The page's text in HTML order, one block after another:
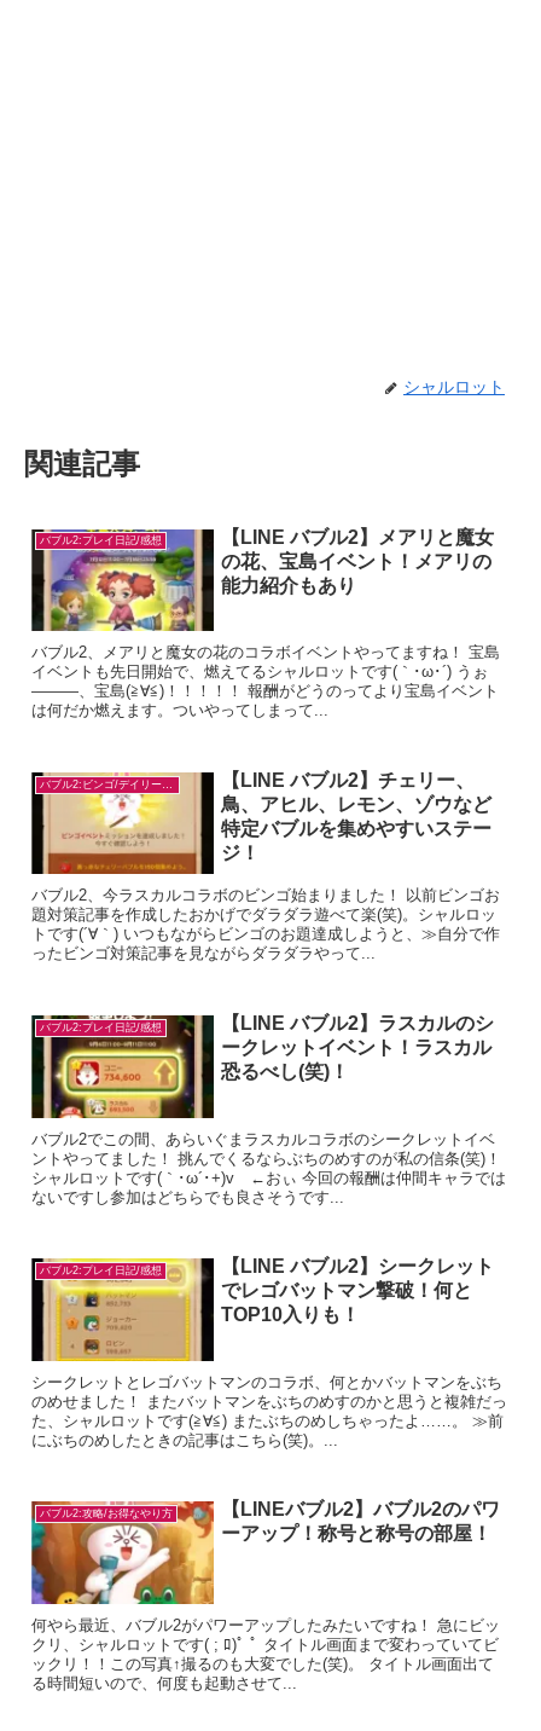
シャルロット
関連記事
バブル2:プレイ日記/感想
【LINE バブル2】メアリと魔女
の花、宝島イベント！メアリの
能力紹介もあり
バブル2、メアリと魔女の花のコラボイベントやってますね！ 宝島
イベントも先日開始で、燃えてるシャルロットです(｀･ω･´) うぉ
―――、宝島(≧∀≦)！！！！！ 報酬がどうのってより宝島イベント
は何だか燃えます。ついやってしまって...
バブル2:ビンゴ/デイリー/お題対策
【LINE バブル2】チェリー、
鳥、アヒル、レモン、ゾウなど
特定バブルを集めやすいステー
ジ！
バブル2、今ラスカルコラボのビンゴ始まりました！ 以前ビンゴお
題対策記事を作成したおかげでダラダラ遊べて楽(笑)。シャルロッ
トです(´∀｀) いつもながらビンゴのお題達成しようと、≫自分で作
ったビンゴ対策記事を見ながらダラダラやって...
バブル2:プレイ日記/感想
【LINE バブル2】ラスカルのシ
ークレットイベント！ラスカル
恐るべし(笑)！
バブル2でこの間、あらいぐまラスカルコラボのシークレットイベ
ントやってました！ 挑んでくるならぶちのめすのが私の信条(笑)！
シャルロットです(｀･ω´･+)v ←おぃ 今回の報酬は仲間キャラでは
ないですし参加はどちらでも良さそうです...
バブル2:プレイ日記/感想
【LINE バブル2】シークレット
でレゴバットマン撃破！何と
TOP10入りも！
シークレットとレゴバットマンのコラボ、何とかバットマンをぶち
のめせました！ またバットマンをぶちのめすのかと思うと複雑だっ
た、シャルロットです(≧∀≦) またぶちのめしちゃったよ……。 ≫前
にぶちのめしたときの記事はこちら(笑)。...
バブル2:攻略/お得なやり方
【LINEバブル2】バブル2のパワ
ーアップ！称号と称号の部屋！
何やら最近、バブル2がパワーアップしたみたいですね！ 急にビッ
クリ、シャルロットです( ; ﾛ)ﾟ ﾟ タイトル画面まで変わっていてビ
ックリ！！この写真↑撮るのも大変でした(笑)。 タイトル画面出て
る時間短いので、何度も起動させて...